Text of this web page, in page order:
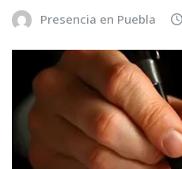
Presencia en Puebla